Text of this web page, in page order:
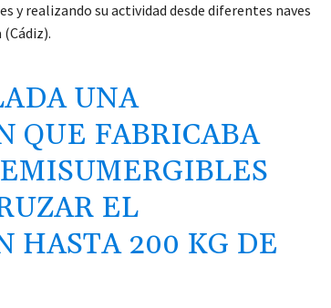
y realizando su actividad desde diferentes naves
UNA
QUE FABRICABA
EL
HASTA 200 KG DE